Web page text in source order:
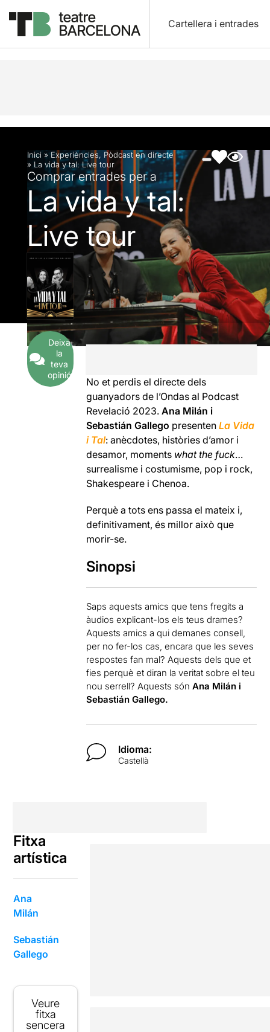
Cartellera i entrades
Descripció Fitxa artística Fotos i vídeos
Inici »Experiències, Pòdcast en directe
» La vida y tal: Live tour
Comprar entrades per a
La vida y tal:
Live tour
Deixa
la
teva
opinió
No et perdis el directe dels
guanyadors de l’Ondas al Podcast
Revelació 2023.Ana Milán i
Sebastián Gallego presenten La Vida
i Tal: anècdotes, històries d’amor i
desamor, moments what the fuck…
surrealisme i costumisme, pop i rock,
Shakespeare i Chenoa.
Perquè a tots ens passa el mateix i,
definitivament, és millor això que
morir-se.
Sinopsi
Saps aquests amics que tens fregits a
àudios explicant-los els teus drames?
Aquests amics a qui demanes consell,
per no fer-los cas, encara que les seves
respostes fan mal? Aquests dels que et
fies perquè et diran la veritat sobre el teu
nou serrell? Aquests sónAna Milán i
Sebastián Gallego.
Idioma:
Castellà
Fitxa
artística
Ana
Milán
Sebastián
Gallego
Veure
fitxa
sencera